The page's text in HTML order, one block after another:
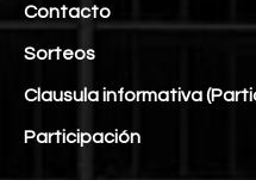
Contacto
Sorteos
Clausula informativa
Participación